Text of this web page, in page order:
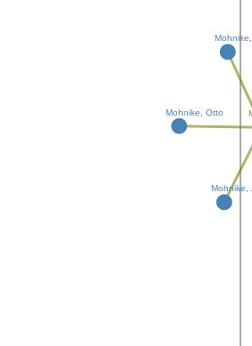
Mohnike,
Mohnike, Otto